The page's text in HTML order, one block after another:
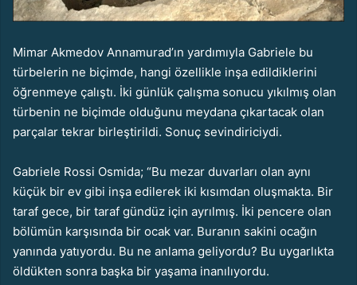
Mimar Akmedov Annamurad’ın yardımıyla Gabriele bu
türbelerin ne biçimde, hangi özellikle inşa edildiklerini
öğrenmeye çalıştı. İki günlük çalışma sonucu yıkılmış olan
türbenin ne biçimde olduğunu meydana çıkartacak olan
parçalar tekrar birleştirildi. Sonuç sevindiriciydi.
Gabriele Rossi Osmida; “Bu mezar duvarları olan aynı
küçük bir ev gibi inşa edilerek iki kısımdan oluşmakta. Bir
taraf gece, bir taraf gündüz için ayrılmış. İki pencere olan
bölümün karşısında bir ocak var. Buranın sakini ocağın
yanında yatıyordu. Bu ne anlama geliyordu? Bu uygarlıkta
öldükten sonra başka bir yaşama inanılıyordu.